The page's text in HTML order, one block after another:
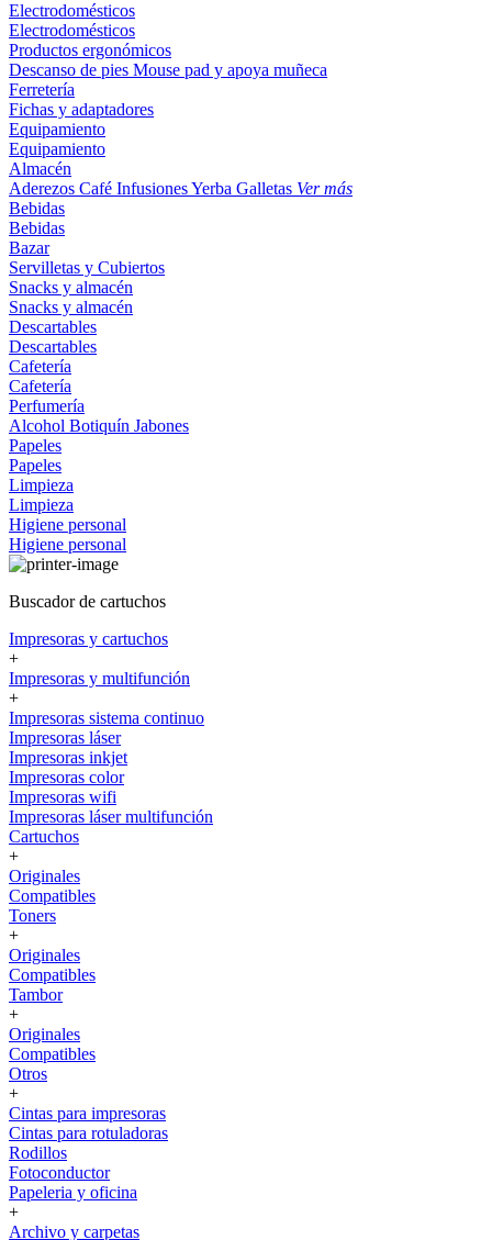
Electrodomésticos
Electrodomésticos
Productos ergonómicos
Descanso de pies Mouse pad y apoya muñeca
Ferretería
Fichas y adaptadores
Equipamiento
Equipamiento
Almacén
Aderezos Café InfusionesYerba Galletas Ver más
Bebidas
Bebidas
Bazar
Servilletas y Cubiertos
Snacks y almacén
Snacks y almacén
Descartables
Descartables
Cafetería
Cafetería
Perfumería
Alcohol Botiquín Jabones
Papeles
Papeles
Limpieza
Limpieza
Higiene personal
Higiene personal
Buscador de cartuchos
Impresoras y cartuchos
+
Impresoras y multifunción
+
Impresoras sistema continuo
Impresoras láser
Impresoras inkjet
Impresoras color
Impresoras wifi
Impresoras láser multifunción
Cartuchos
+
Originales
Compatibles
Toners
+
Originales
Compatibles
Tambor
+
Originales
Compatibles
Otros
+
Cintas para impresoras
Cintas para rotuladoras
Rodillos
Fotoconductor
Papeleria y oficina
+
Archivo y carpetas